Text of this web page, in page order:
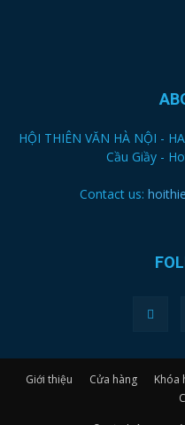
HỘI THIÊN VĂN HÀ NỘI -
Cầu Giầy -
Contact us:
Giới thiệu Cửa hàng Khóa